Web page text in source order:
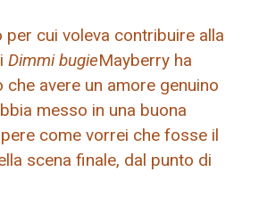
per cui voleva contribuire alla
Dimmi bugieMayberry ha
che avere un amore genuino
messo in una buona
come vorrei che fosse il
scena finale, dal punto di